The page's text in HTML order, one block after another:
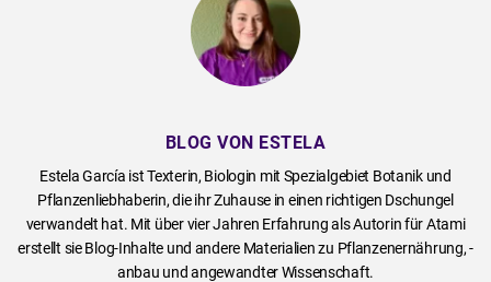
BLOG VON ESTELA
Estela García ist Texterin, Biologin mit Spezialgebiet Botanik und
Pflanzenliebhaberin, die ihr Zuhause in einen richtigen Dschungel
verwandelt hat. Mit über vier Jahren Erfahrung als Autorin für Atami
erstellt sie Blog-Inhalte und andere Materialien zu Pflanzenernährung, -
anbau und angewandter Wissenschaft.